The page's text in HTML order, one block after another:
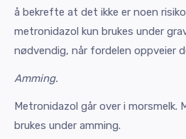
å bekrefte at det ikke er noen
metronidazol kun brukes under
nødvendig, når fordelen oppveier
Amming.
Metronidazol går over i morsmelk.
brukes under amming.